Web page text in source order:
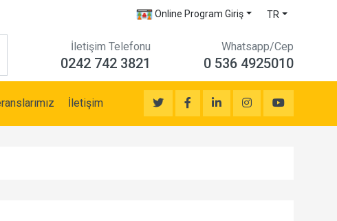
Online Program Giriş TR
İletişim Telefonu
0242 742 3821
Whatsapp/Cep
0 536 4925010
İletişim